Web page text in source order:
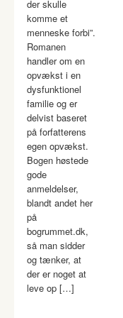
der skulle
komme et
menneske forbi”.
Romanen
handler om en
opvækst i en
dysfunktionel
familie og er
delvist baseret
på forfatterens
egen opvækst.
Bogen høstede
gode
anmeldelser,
blandt andet her
på
bogrummet.dk,
så man sidder
og tænker, at
der er noget at
leve op […]